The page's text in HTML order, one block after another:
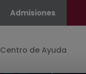
Admisiones
Centro de Ayuda